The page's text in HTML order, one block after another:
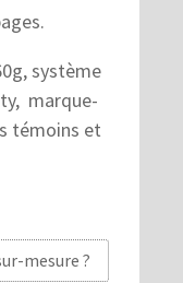
système
marque-
témoins et
mesure ?